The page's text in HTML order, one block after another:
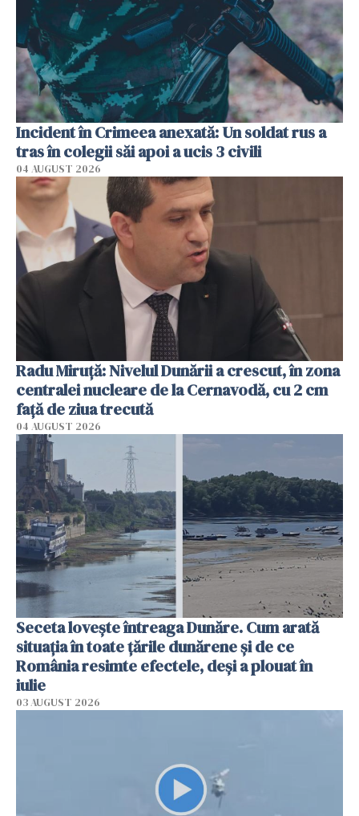
Incident în Crimeea anexată: Un soldat rus a
tras în colegii săi apoi a ucis 3 civili
04 AUGUST 2026
Radu Miruţă: Nivelul Dunării a crescut, în zona
centralei nucleare de la Cernavodă, cu 2 cm
faţă de ziua trecută
04 AUGUST 2026
Seceta lovește întreaga Dunăre. Cum arată
situația în toate țările dunărene și de ce
România resimte efectele, deși a plouat în
iulie
03 AUGUST 2026